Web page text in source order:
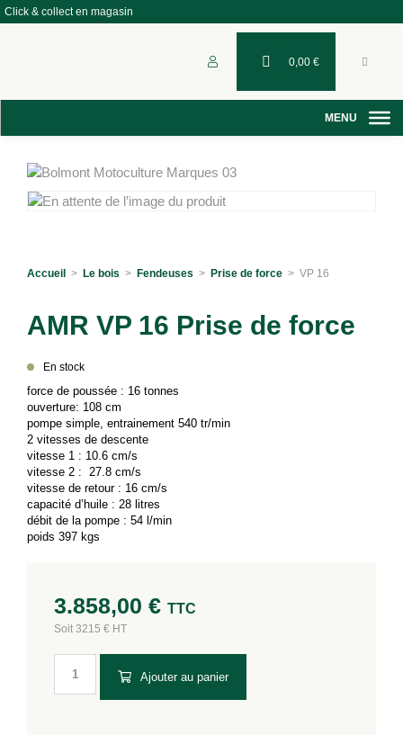
Click & collect en magasin
0,00 €
Accueil > Le bois > Fendeuses > Prise de force > VP 16
AMR VP 16 Prise de force
En stock
force de poussée : 16 tonnes
ouverture: 108 cm
pompe simple, entrainement 540 tr/min
2 vitesses de descente
vitesse 1 : 10.6 cm/s
vitesse 2 : 27.8 cm/s
vitesse de retour : 16 cm/s
capacité d’huile : 28 litres
débit de la pompe : 54 l/min
poids 397 kgs
3.858,00 € TTC
Soit 3215 € HT
Ajouter au panier